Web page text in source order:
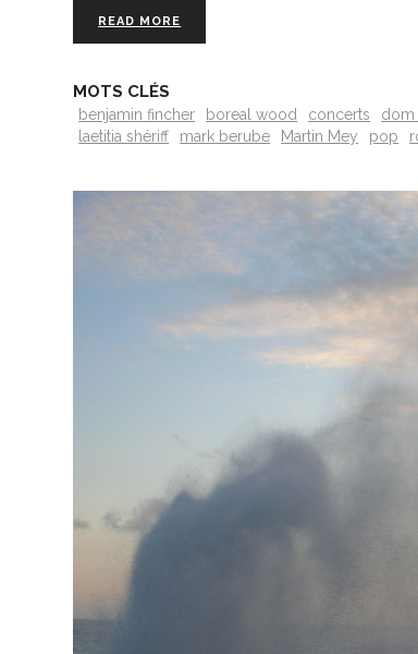
READ MORE
MOTS CLÉS
benjamin fincher boreal wood concerts dom
laetitia shériff
mark berube Martin Mey pop